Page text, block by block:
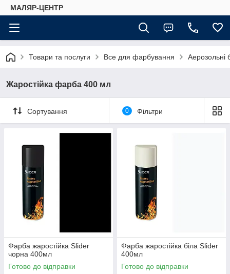
МАЛЯР-ЦЕНТР
Товари та послуги Все для фарбування Аерозольні
Жаростійка фарба 400 мл
Сортування 0 Фільтри
Фарба жаростійка Slider
чорна 400мл
Готово до відправки
Фарба жаростійка біла Slider
400мл
Готово до відправки